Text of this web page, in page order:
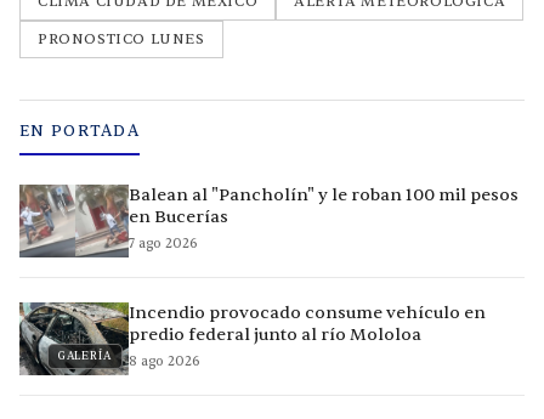
PRONOSTICO LUNES
EN PORTADA
Balean al "Pancholín" y le roban 100 mil pesos
en Bucerías
7 ago 2026
GALERÍA
Incendio provocado consume vehículo en
predio federal junto al río Mololoa
8 ago 2026